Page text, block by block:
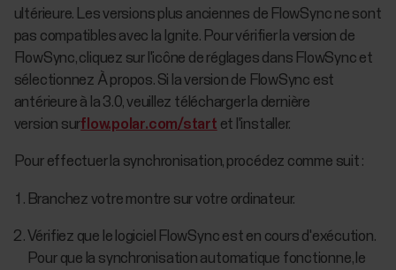
ultérieure. Les versions plus anciennes de FlowSync ne sont
pas compatibles avec la Ignite. Pour vérifier la version de
FlowSync, cliquez sur l'icône de réglages dans FlowSync et
sélectionnez À propos. Si la version de FlowSync est
antérieure à la 3.0, veuillez télécharger la dernière
version surflow.polar.com/start et l'installer.
Pour effectuer la synchronisation, procédez comme suit :
Branchez votre montre sur votre ordinateur.
Vérifiez que le logiciel FlowSync est en cours d'exécution.
Pour que la synchronisation automatique fonctionne, le